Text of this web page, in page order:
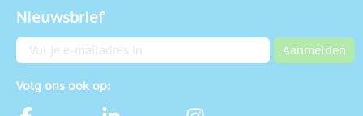
Nieuwsbrief
E-mailadres Aanmelden
Volg ons ook op: